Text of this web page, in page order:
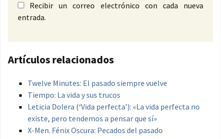
Recibir un correo electrónico con cada nueva
entrada.
Artículos relacionados
Twelve Minutes: El pasado siempre vuelve
Tiempo: La vida y sus trucos
Leticia Dolera (‘Vida perfecta’): «La vida perfecta no
existe, pero tendemos a pensar que sí»
X-Men. Fénix Oscura: Pecados del pasado